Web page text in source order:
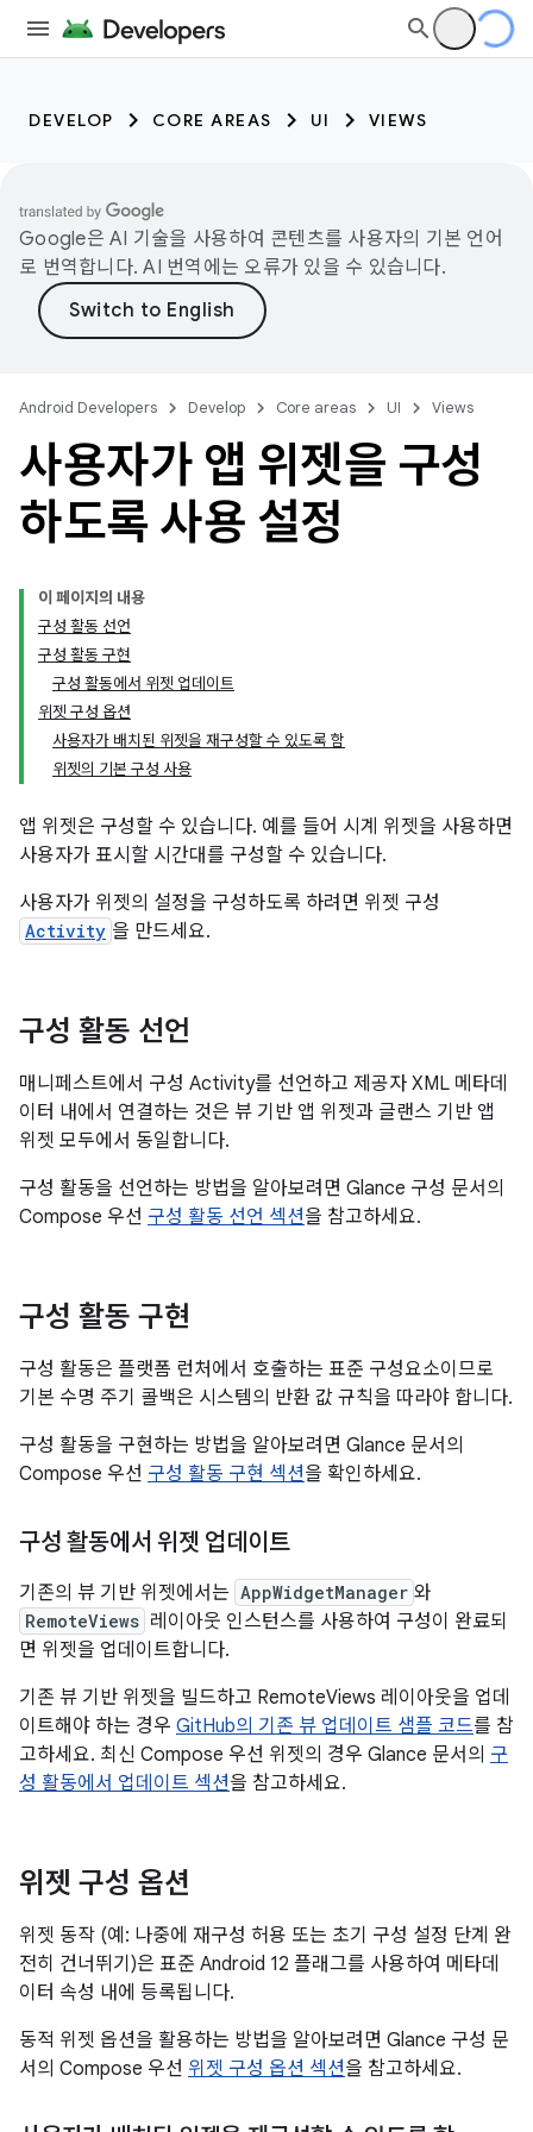
DEVELOP CORE AREAS UI VIEWS
Google은 AI 기술을 사용하여 콘텐츠를 사용자의 기본 언어
로 번역합니다. AI 번역에는 오류가 있을 수 있습니다.
Android Developers Develop Core areas UI Views
사용자가 앱 위젯을 구성
하도록 사용 설정
이 페이지의 내용
구성 활동 선언
구성 활동 구현
구성 활동에서 위젯 업데이트
위젯 구성 옵션
사용자가 배치된 위젯을 재구성할 수 있도록 함
위젯의 기본 구성 사용
앱 위젯은 구성할 수 있습니다. 예를 들어 시계 위젯을 사용하면
사용자가 표시할 시간대를 구성할 수 있습니다.
사용자가 위젯의 설정을 구성하도록 하려면 위젯 구성
Activity 을 만드세요.
구성 활동 선언
매니페스트에서 구성 Activity를 선언하고 제공자 XML 메타데
이터 내에서 연결하는 것은 뷰 기반 앱 위젯과 글랜스 기반 앱
위젯 모두에서 동일합니다.
구성 활동을 선언하는 방법을 알아보려면 Glance 구성 문서의
Compose 우선 구성 활동 선언 섹션을 참고하세요.
구성 활동 구현
구성 활동은 플랫폼 런처에서 호출하는 표준 구성요소이므로
기본 수명 주기 콜백은 시스템의 반환 값 규칙을 따라야 합니다.
구성 활동을 구현하는 방법을 알아보려면 Glance 문서의
Compose 우선 구성 활동 구현 섹션을 확인하세요.
구성 활동에서 위젯 업데이트
기존의 뷰 기반 위젯에서는 AppWidgetManager 와
RemoteViews 레이아웃 인스턴스를 사용하여 구성이 완료되
면 위젯을 업데이트합니다.
기존 뷰 기반 위젯을 빌드하고 RemoteViews 레이아웃을 업데
이트해야 하는 경우 GitHub의 기존 뷰 업데이트 샘플 코드를 참
고하세요. 최신 Compose 우선 위젯의 경우 Glance 문서의 구
성 활동에서 업데이트 섹션을 참고하세요.
위젯 구성 옵션
위젯 동작 (예: 나중에 재구성 허용 또는 초기 구성 설정 단계 완
전히 건너뛰기)은 표준 Android 12 플래그를 사용하여 메타데
이터 속성 내에 등록됩니다.
동적 위젯 옵션을 활용하는 방법을 알아보려면 Glance 구성 문
서의 Compose 우선 위젯 구성 옵션 섹션을 참고하세요.